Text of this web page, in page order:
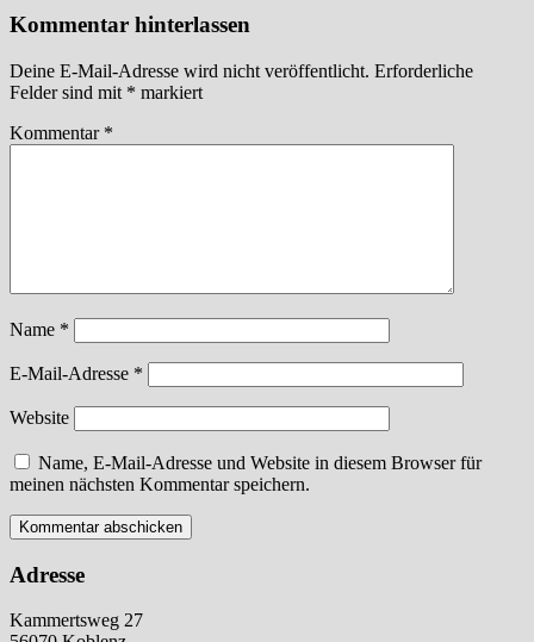
Kommentar hinterlassen
Deine E-Mail-Adresse wird nicht veröffentlicht. Erforderliche
Felder sind mit * markiert
Kommentar *
Name *
E-Mail-Adresse *
Website
Name, E-Mail-Adresse und Website in diesem Browser für
meinen nächsten Kommentar speichern.
Adresse
Kammertsweg 27